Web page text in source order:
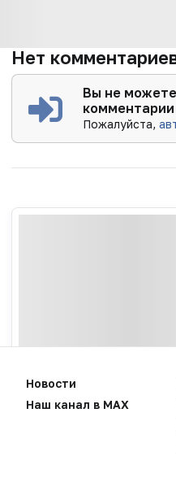
Нет
Вы не
комментарии
Пожалуйста,
Новости
Наш канал в MAX